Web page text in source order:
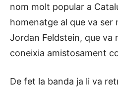
nom molt popular a
homenatge al que va ser
Jordan Feldstein, que va
coneixia amistosament
De fet la banda ja li va